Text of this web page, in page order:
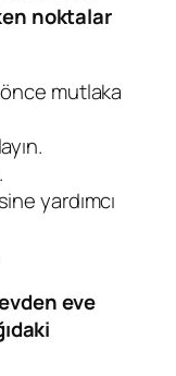
noktalar
mutlaka
yardımcı
eve